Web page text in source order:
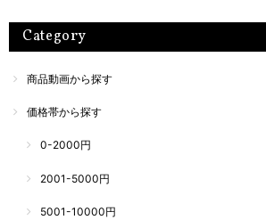
Category
商品動画から探す
価格帯から探す
0-2000円
2001-5000円
5001-10000円